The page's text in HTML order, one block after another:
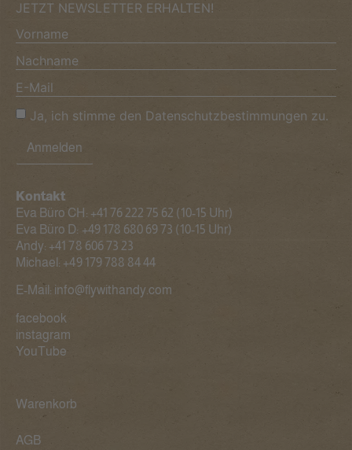
JETZT NEWSLETTER ERHALTEN!
Ja, ich stimme den Datenschutzbestimmungen zu.
Anmelden
Kontakt
Eva Büro CH: +41 76 222 75 62 (10-15 Uhr)
Eva Büro D: +49 178 680 69 73 (10-15 Uhr)
Andy: +41 78 606 73 23
Michael: +49 179 788 84 44
E-Mail: info@flywithandy.com
facebook
instagram
YouTube
Warenkorb
AGB